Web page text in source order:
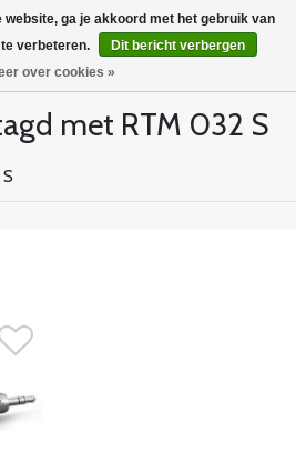
met RTM 032 S
website, ga je akkoord met het gebruik van
verbeteren.
Dit bericht verbergen
over cookies »